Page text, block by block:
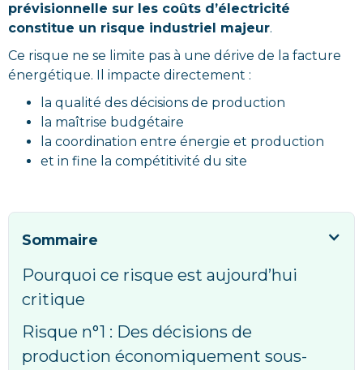
prévisionnelle sur les coûts d’électricité
constitue un risque industriel majeur.
Ce risque ne se limite pas à une dérive de la facture
énergétique. Il impacte directement :
la qualité des décisions de production
la maîtrise budgétaire
la coordination entre énergie et production
et in fine la compétitivité du site
Sommaire
Pourquoi ce risque est aujourd’hui
critique
Risque n°1 : Des décisions de
production économiquement sous-